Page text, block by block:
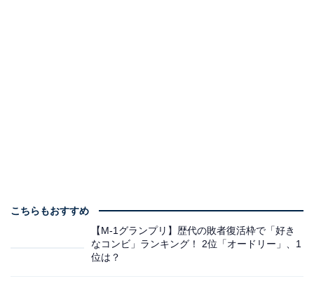
こちらもおすすめ
【M-1グランプリ】歴代の敗者復活枠で「好き
なコンビ」ランキング！ 2位「オードリー」、1
位は？